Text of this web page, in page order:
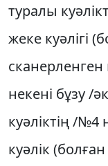
туралы
жеке куәлігі
некені бұзу /
куәліктің /
куәлік